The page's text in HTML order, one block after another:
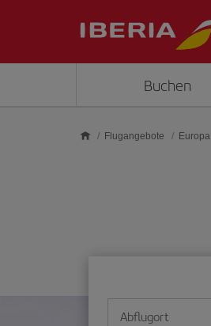
Buchen
Flugangebote Europa
Abflugort